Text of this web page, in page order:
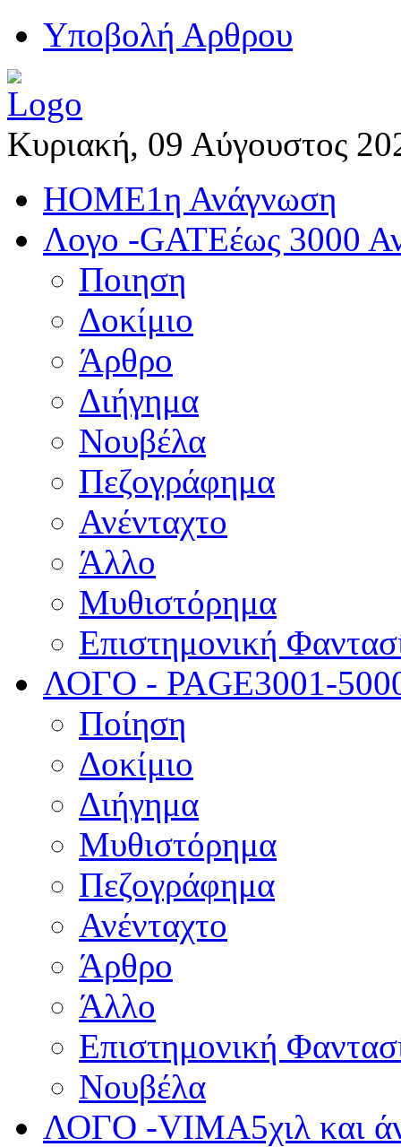
Yποβολή Αρθρου
Κυριακή, 09 Αύγουστος
HOME1η Ανάγνωση
Λογο -GATEέως 3000
Ποιηση
Δοκίμιο
Άρθρο
Διήγημα
Νουβέλα
Πεζογράφημα
Ανένταχτο
Άλλο
Μυθιστόρημα
Επιστημονική
ΛΟΓΟ - PAGE3001-
Ποίηση
Δοκίμιο
Διήγημα
Μυθιστόρημα
Πεζογράφημα
Ανένταχτο
Άρθρο
Άλλο
Επιστημονική
Νουβέλα
ΛΟΓΟ -VIMA5χιλ και